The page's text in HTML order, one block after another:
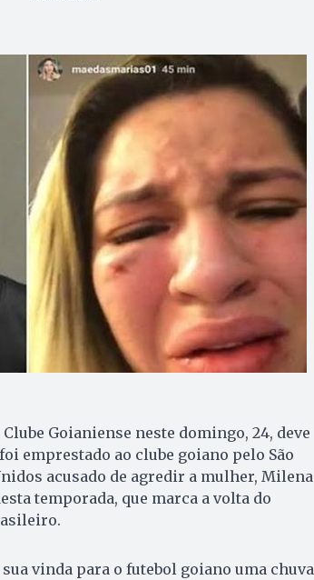
Goianiense neste domingo, 24, deve
emprestado ao clube goiano pelo São
acusado de agredir a mulher, Milena
temporada, que marca a volta do
vinda para o futebol goiano uma chuva